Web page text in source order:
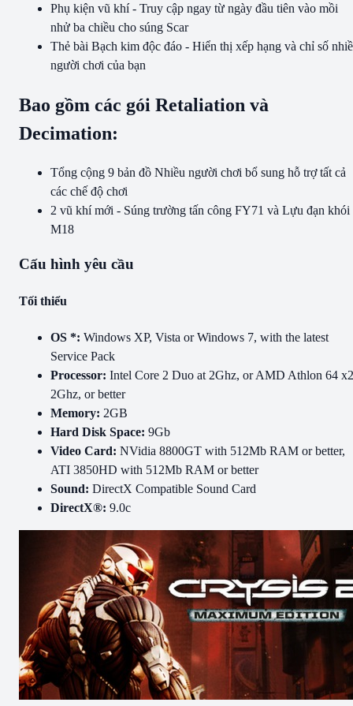
Phụ kiện vũ khí - Truy cập ngay từ ngày đầu tiên vào mồi
nhử ba chiều cho súng Scar
Thẻ bài Bạch kim độc đáo - Hiển thị xếp hạng và chỉ số
người chơi của bạn
Bao gồm các gói Retaliation và
Decimation:
Tổng cộng 9 bản đồ Nhiều người chơi bổ sung hỗ trợ tất cả
các chế độ chơi
2 vũ khí mới - Súng trường tấn công FY71 và Lựu đạn khói
M18
Cấu hình yêu cầu
Tối thiểu
OS *: Windows XP, Vista or Windows 7, with the latest
Service Pack
Processor: Intel Core 2 Duo at 2Ghz, or AMD Athlon 64 x2
2Ghz, or better
Memory: 2GB
Hard Disk Space: 9Gb
Video Card: NVidia 8800GT with 512Mb RAM or better,
ATI 3850HD with 512Mb RAM or better
Sound: DirectX Compatible Sound Card
DirectX®: 9.0c